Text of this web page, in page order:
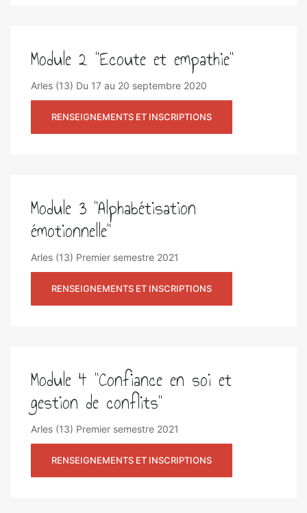
Module 2 "Ecoute et empathie"
Arles (13) Du 17 au 20 septembre 2020
RENSEIGNEMENTS ET INSCRIPTIONS
Module 3 "Alphabétisation
émotionnelle"
Arles (13) Premier semestre 2021
RENSEIGNEMENTS ET INSCRIPTIONS
Module 4 "Confiance en soi et
gestion de conflits"
Arles (13) Premier semestre 2021
RENSEIGNEMENTS ET INSCRIPTIONS